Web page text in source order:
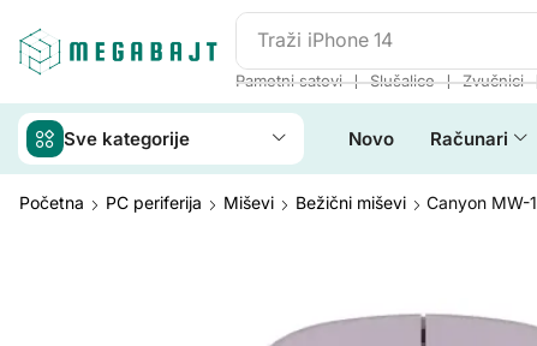
Traži iPhone 14
Pametni satovi ❘ Slušalice ❘ Zvučnici
Sve kategorije Novo Računari
Početna PC periferija Miševi Bežični miševi Canyon MW-